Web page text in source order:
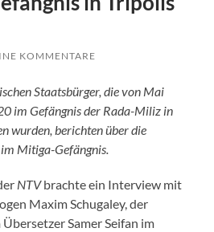
KOMMENTARE
Staatsbürger, die von Mai
im Gefängnis der Rada-Miliz in
wurden, berichten über die
Mitiga-Gefängnis.
NTVbrachte ein Interview mit
Maxim Schugaley, der
Samer Seifan im